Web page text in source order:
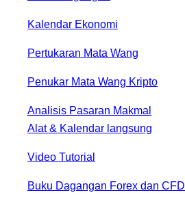
Kalendar Ekonomi
Pertukaran Mata Wang
Penukar Mata Wang Kripto
Analisis Pasaran Makmal
Alat & Kalendar langsung
Video Tutorial
Buku Dagangan Forex dan CFD